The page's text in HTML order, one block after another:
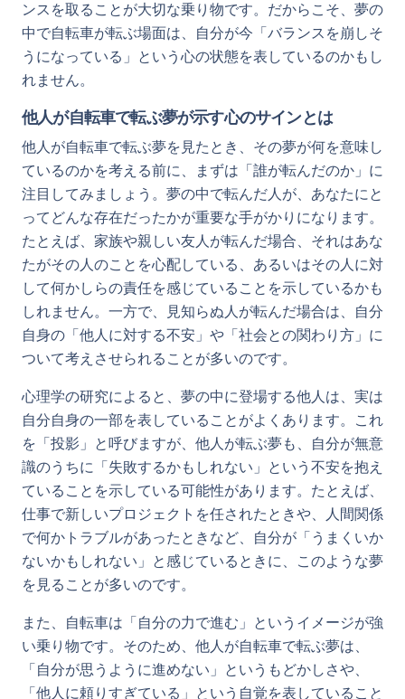
ンスを取ることが大切な乗り物です。だからこそ、夢の
中で自転車が転ぶ場面は、自分が今「バランスを崩しそ
うになっている」という心の状態を表しているのかもし
れません。
他人が自転車で転ぶ夢が示す心のサインとは
他人が自転車で転ぶ夢を見たとき、その夢が何を意味し
ているのかを考える前に、まずは「誰が転んだのか」に
注目してみましょう。夢の中で転んだ人が、あなたにと
ってどんな存在だったかが重要な手がかりになります。
たとえば、家族や親しい友人が転んだ場合、それはあな
たがその人のことを心配している、あるいはその人に対
して何かしらの責任を感じていることを示しているかも
しれません。一方で、見知らぬ人が転んだ場合は、自分
自身の「他人に対する不安」や「社会との関わり方」に
ついて考えさせられることが多いのです。
心理学の研究によると、夢の中に登場する他人は、実は
自分自身の一部を表していることがよくあります。これ
を「投影」と呼びますが、他人が転ぶ夢も、自分が無意
識のうちに「失敗するかもしれない」という不安を抱え
ていることを示している可能性があります。たとえば、
仕事で新しいプロジェクトを任されたときや、人間関係
で何かトラブルがあったときなど、自分が「うまくいか
ないかもしれない」と感じているときに、このような夢
を見ることが多いのです。
また、自転車は「自分の力で進む」というイメージが強
い乗り物です。そのため、他人が自転車で転ぶ夢は、
「自分が思うように進めない」というもどかしさや、
「他人に頼りすぎている」という自覚を表していること